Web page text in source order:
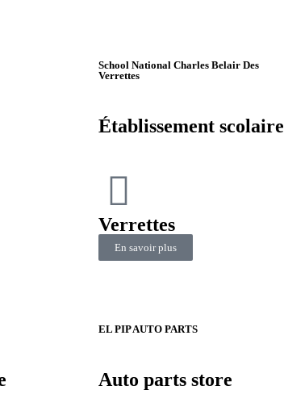
School National Charles Belair Des
Verrettes
Établissement scolaire
Verrettes
En savoir plus
EL PIP AUTO PARTS
Auto parts store